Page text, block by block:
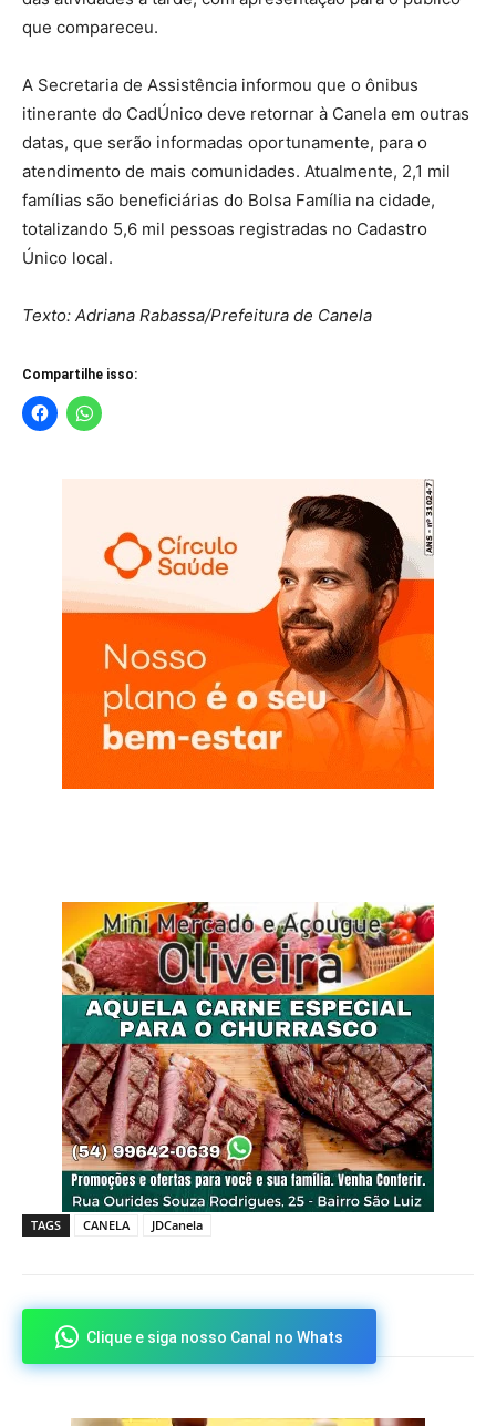
que compareceu.
A Secretaria de Assistência informou que o ônibus
itinerante do CadÚnico deve retornar à Canela em outras
datas, que serão informadas oportunamente, para o
atendimento de mais comunidades. Atualmente, 2,1 mil
famílias são beneficiárias do Bolsa Família na cidade,
totalizando 5,6 mil pessoas registradas no Cadastro
Único local.
Texto: Adriana Rabassa/Prefeitura de Canela
Compartilhe isso:
TAGS CANELA JDCanela
Clique e siga nosso Canal no Whats